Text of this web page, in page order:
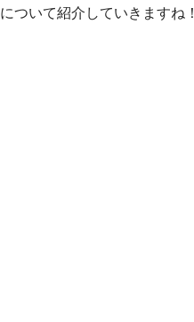
について紹介していきますね！